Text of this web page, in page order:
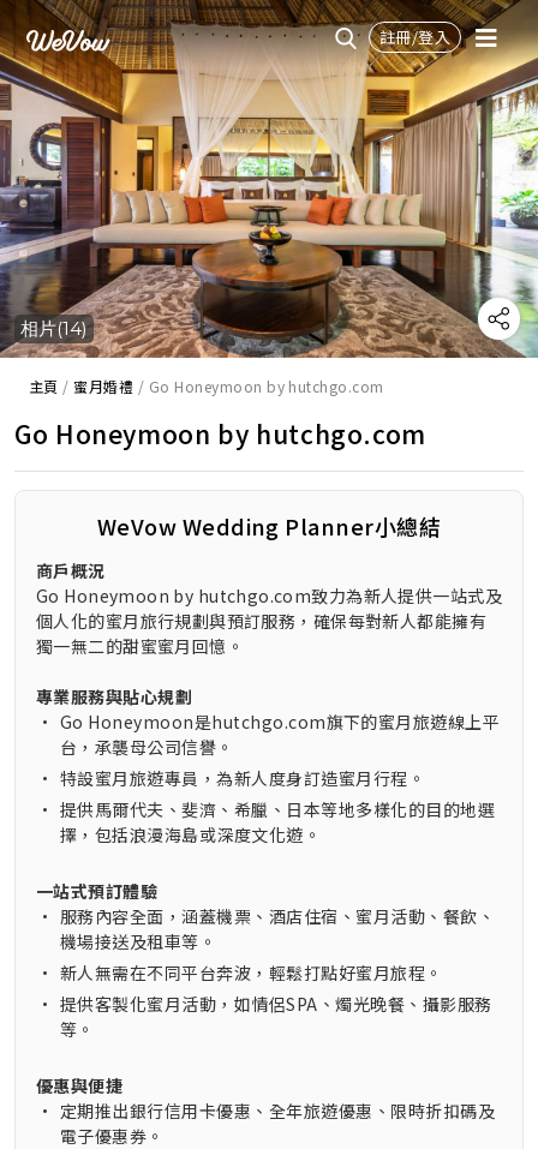
註冊/登入
相片(14)
主頁 / 蜜月婚禮 / Go Honeymoon by hutchgo.com
Go Honeymoon by hutchgo.com
WeVow Wedding Planner小總結
商戶概況
Go Honeymoon by hutchgo.com致力為新人提供一站式及
個人化的蜜月旅行規劃與預訂服務，確保每對新人都能擁有
獨一無二的甜蜜蜜月回憶。
專業服務與貼心規劃
• Go Honeymoon是hutchgo.com旗下的蜜月旅遊線上平
台，承襲母公司信譽。
• 特設蜜月旅遊專員，為新人度身訂造蜜月行程。
• 提供馬爾代夫、斐濟、希臘、日本等地多樣化的目的地選
擇，包括浪漫海島或深度文化遊。
一站式預訂體驗
• 服務內容全面，涵蓋機票、酒店住宿、蜜月活動、餐飲、
機場接送及租車等。
• 新人無需在不同平台奔波，輕鬆打點好蜜月旅程。
• 提供客製化蜜月活動，如情侶SPA、燭光晚餐、攝影服務
等。
優惠與便捷
• 定期推出銀行信用卡優惠、全年旅遊優惠、限時折扣碼及
電子優惠券。